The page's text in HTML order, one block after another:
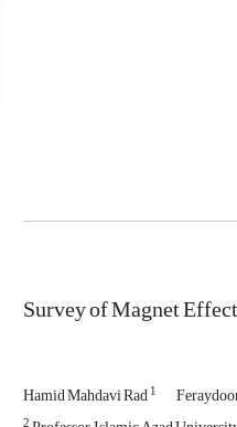
Survey of Magnet
Hamid Mahdavi Rad1